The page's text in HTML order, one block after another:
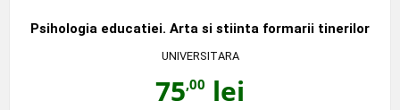
Psihologia educatiei. Arta si stiinta formarii tinerilor
UNIVERSITARA
75,00 lei